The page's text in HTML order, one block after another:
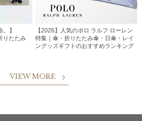
】
りたたみ
【2026】人気のポロ ラルフ ローレン
特集｜傘・折りたたみ傘・日傘・レイ
ングッズギフトのおすすめランキング
VIEW MORE